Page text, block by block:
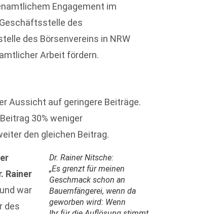
Engagement im
des
des Börsenvereins in NRW
Arbeit fördern.
Aussicht auf geringere Beiträge.
30% weniger
den gleichen Beitrag.
Dr. Rainer Nitsche:
„Es grenzt für meinen
Geschmack schon an
Bauernfängerei, wenn da
geworben wird: Wenn
Rainer
und war
des